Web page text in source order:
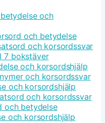
och
och betydelse
och korsordssvar
7 bokstäver
och korsordshjälp
och korsordssvar
och korsordshjälp
och korsordssvar
och betydelse
och korsordshjälp